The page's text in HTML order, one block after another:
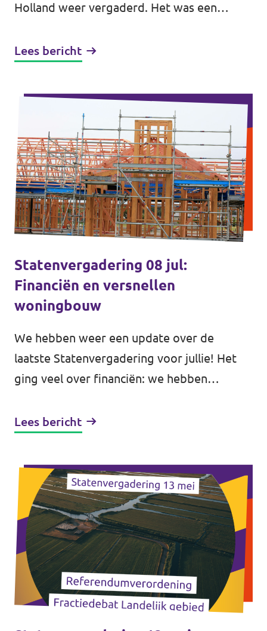
Holland weer vergaderd. Het was een
2025 stond op de agenda. Bij het...
Lees bericht
Statenvergadering 08 jul:
Financiën en versnellen
woningbouw
We hebben weer een update over de
laatste Statenvergadering voor jullie! Het
ging veel over financiën: we hebben
kaderbrief en een nota reserves. Verder
Lees bericht